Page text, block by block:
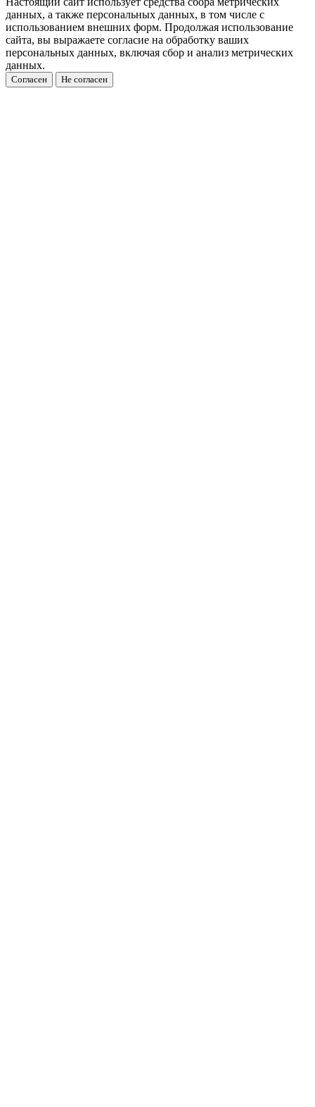
данных, а также персональных данных, в том числе с
использованием внешних форм. Продолжая использование
сайта, вы выражаете согласие на обработку ваших
персональных данных, включая сбор и анализ метрических
данных.
Согласен Не согласен